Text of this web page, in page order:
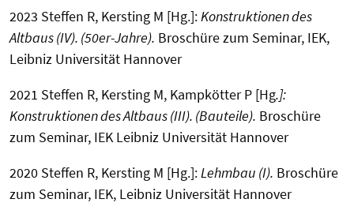
2023 Steffen R, Kersting M [Hg.]:Konstruktionen des
Altbaus (IV). (50er-Jahre). Broschüre zum Seminar, IEK,
Leibniz Universität Hannover
2021 Steffen R, Kersting M, Kampkötter P [Hg.]:
Konstruktionen des Altbaus (III). (Bauteile). Broschüre
zum Seminar, IEK Leibniz Universität Hannover
2020 Steffen R, Kersting M [Hg.]:Lehmbau (I). Broschüre
zum Seminar, IEK, Leibniz Universität Hannover